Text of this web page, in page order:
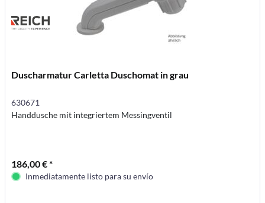
Duscharmatur Carletta Duschomat in grau
630671
Handdusche mit integriertem Messingventil
186,00 € *
Inmediatamente listo para su envío